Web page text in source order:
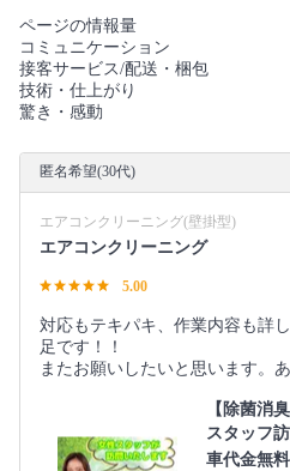
ページの情報量
コミュニケーション
接客サービス/配送・梱包
技術・仕上がり
驚き・感動
匿名希望(30代)
エアコンクリーニング(壁掛型)
エアコンクリーニング
5.00
対応もテキパキ、作業内容も詳
足です！！
またお願いしたいと思います。
【除菌消
スタッフ訪
車代金無